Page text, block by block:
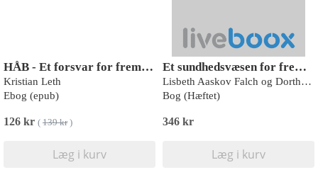
HÅB - Et forsvar for fremtiden
Kristian Leth
Ebog (epub)
126 kr ( 139 kr)
Læg i kurv
Et sundhedsvæsen for fremtiden
Lisbeth Aaskov Falch og Dorthe Boe Danbjørg (red.)
Bog (Hæftet)
346 kr
Læg i kurv